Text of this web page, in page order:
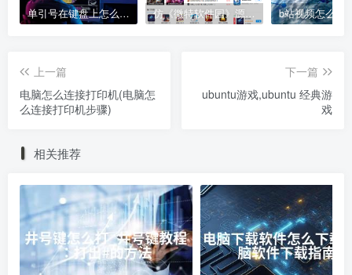
单引号在键盘上怎么打(单引号在键盘上怎么打苹果) 仿《微特软件园》源码 手机游戏应用软件下载 帝国cms
上一篇
电脑怎么连接打印机(电脑怎
么连接打印机步骤)
下一篇
ubuntu游戏,ubuntu 经典游
戏
相关推荐